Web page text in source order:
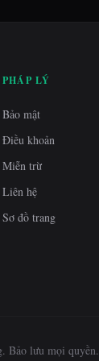
PHÁP LÝ
Bảo mật
Điều khoản
Miễn trừ
Liên hệ
Sơ đồ trang
Bảo lưu mọi quyền.